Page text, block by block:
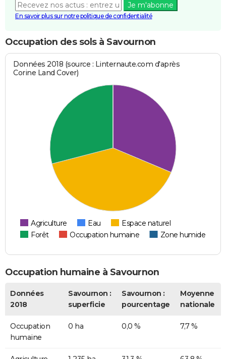
Je m'abonne
En savoir plus sur notre politique de confidentialité
Occupation des sols à Savournon
Données 2018 (source : Linternaute.com d'après
Corine Land Cover)
Agriculture Eau
Espace naturel
Forêt
Occupation humaine Zone humide
Occupation humaine à Savournon
Données
2018
Savournon :
superficie
Savournon :
pourcentage
Moyenne
nationale
Occupation
humaine
0 ha 0,0 % 7,7 %